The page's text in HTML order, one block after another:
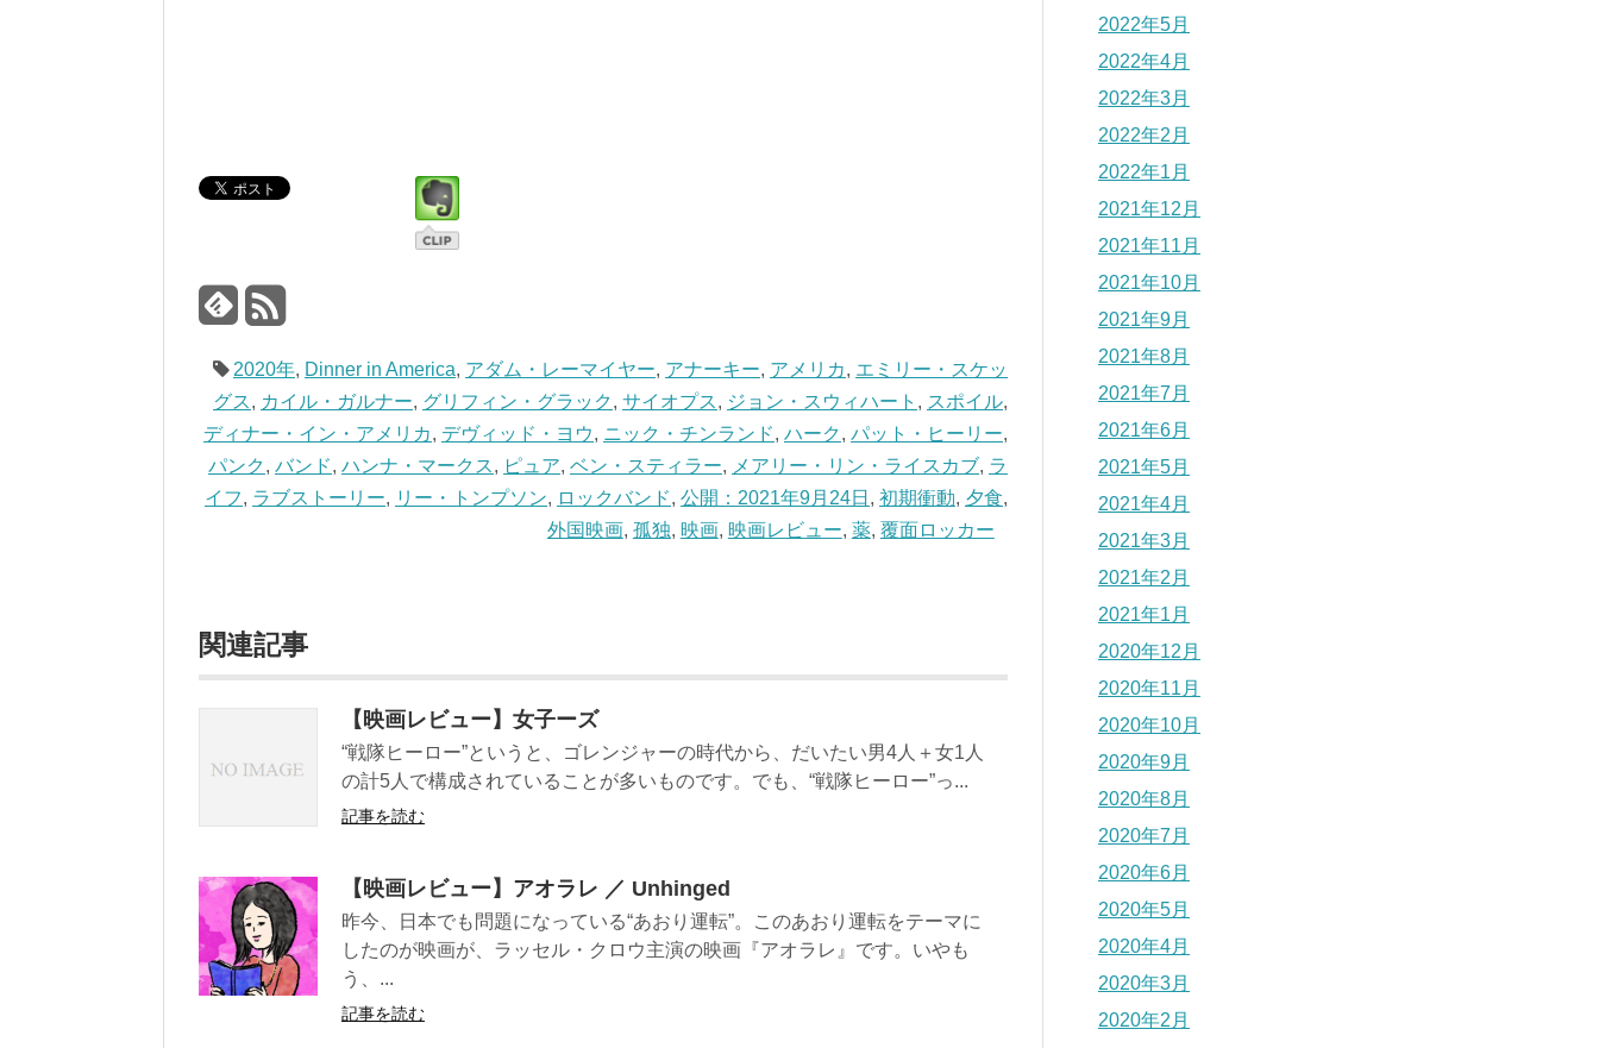
2020年, Dinner in America, アダム・レーマイヤー, アナーキー, アメリカ, エミリー・スケッ
グス, カイル・ガルナー, グリフィン・グラック , サイオプス, ジョン・スウィハート , スポイル,
ディナー・イン・アメリカ, デヴィッド・ヨウ, ニック・チンランド, ハーク , パット・ヒーリー,
パンク , バンド, ハンナ・マークス, ピュア, ベン・スティラー, メアリー・リン・ライスカブ, ラ
イフ, ラブストーリー, リー・トンプソン, ロックバンド, 公開：2021年9月24日 , 初期衝動, 夕食,
外国映画, 孤独, 映画, 映画レビュー, 薬, 覆面ロッカー
関連記事
【映画レビュー】女子ーズ
“戦隊ヒーロー”というと、ゴレンジャーの時代から、だいたい男4人＋女1人
の計5人で構成されていることが多いものです。でも、“戦隊ヒーロー”っ...
記事を読む
【映画レビュー】アオラレ ／ Unhinged
昨今、日本でも問題になっている“あおり運転”。このあおり運転をテーマに
したのが映画が、ラッセル・クロウ主演の映画『アオラレ』です。いやも
う、...
記事を読む
2022年5月
2022年4月
2022年3月
2022年2月
2022年1月
2021年12月
2021年11月
2021年10月
2021年9月
2021年8月
2021年7月
2021年6月
2021年5月
2021年4月
2021年3月
2021年2月
2021年1月
2020年12月
2020年11月
2020年10月
2020年9月
2020年8月
2020年7月
2020年6月
2020年5月
2020年4月
2020年3月
2020年2月